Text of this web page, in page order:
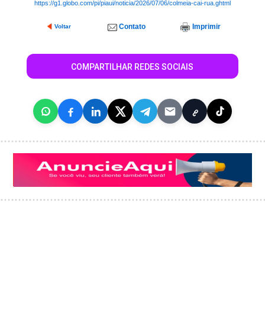
https://g1.globo.com/pi/piaui/noticia/2026/07/06/colmeia-cai-rua.ghtml
Voltar Contato Imprimir
COMPARTILHAR REDES SOCIAIS